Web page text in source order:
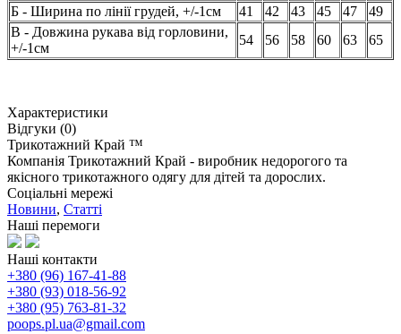
Б - Ширина по лінії грудей, +/-1см
41 42 43 45 47
49
В - Довжина рукава від горловини,
+/-1см
54 56 58 60 63 65
Характеристики
Відгуки (0)
Трикотажний Край ™
Компанія Трикотажний Край - виробник недорогого та
якісного трикотажного одягу для дітей та дорослих.
Соціальні мережі
Новини, Статті
Наші перемоги
Наші контакти
+380 (96) 167-41-88
+380 (93) 018-56-92
+380 (95) 763-81-32
poops.pl.ua@gmail.com